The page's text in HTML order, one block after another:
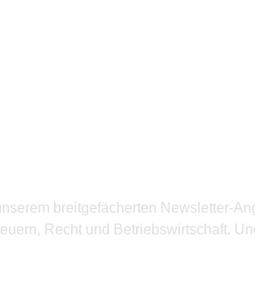
breitgefächerten Newsletter-
Recht und Betriebswirtschaft.